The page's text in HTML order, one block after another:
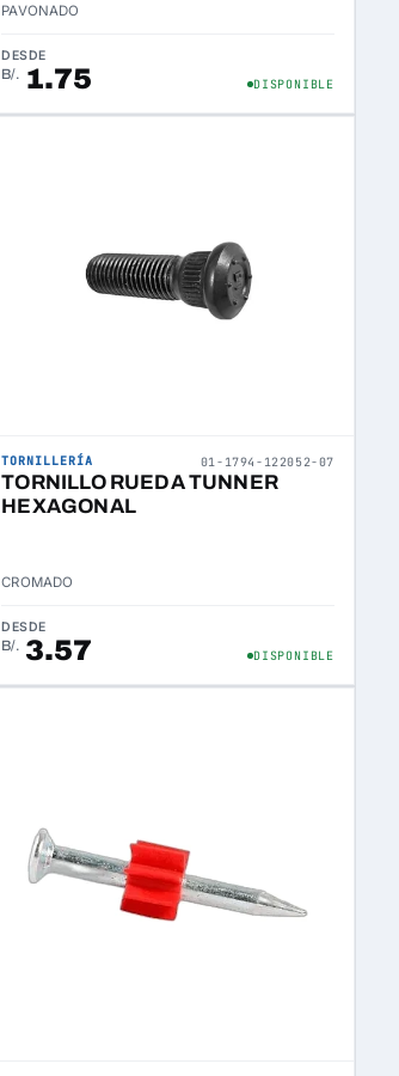
PAVONADO
DESDE
B/. 1.75 DISPONIBLE
TORNILLERÍA 01-1794-122052-07
TORNILLO RUEDA TUNNER
HEXAGONAL
CROMADO
DESDE
B/. 3.57 DISPONIBLE